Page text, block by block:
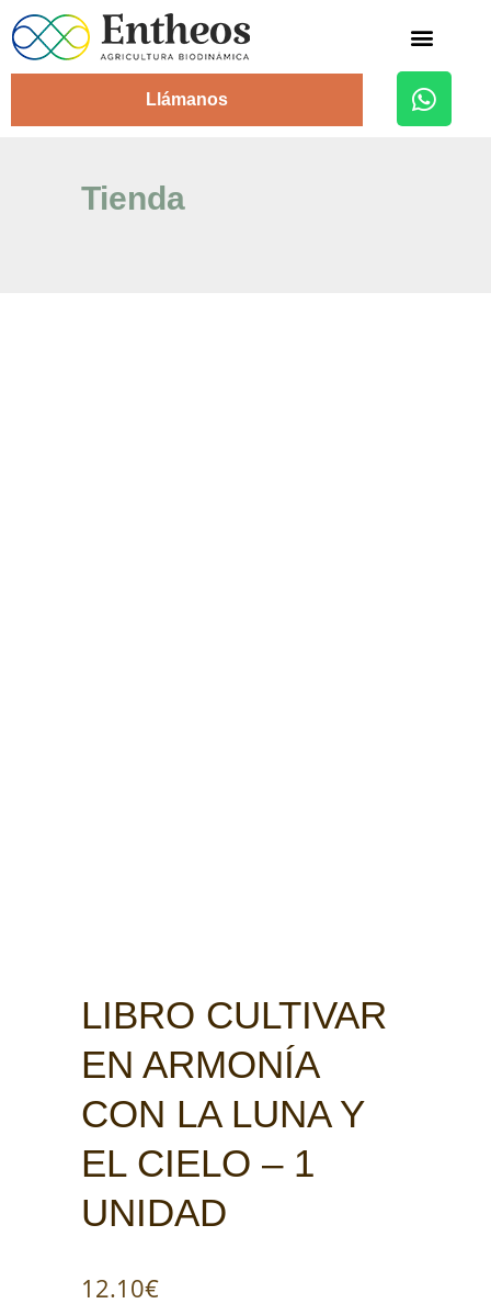
Llámanos
Tienda
LIBRO CULTIVAR
EN ARMONÍA
CON LA LUNA Y
EL CIELO – 1
UNIDAD
12.10€